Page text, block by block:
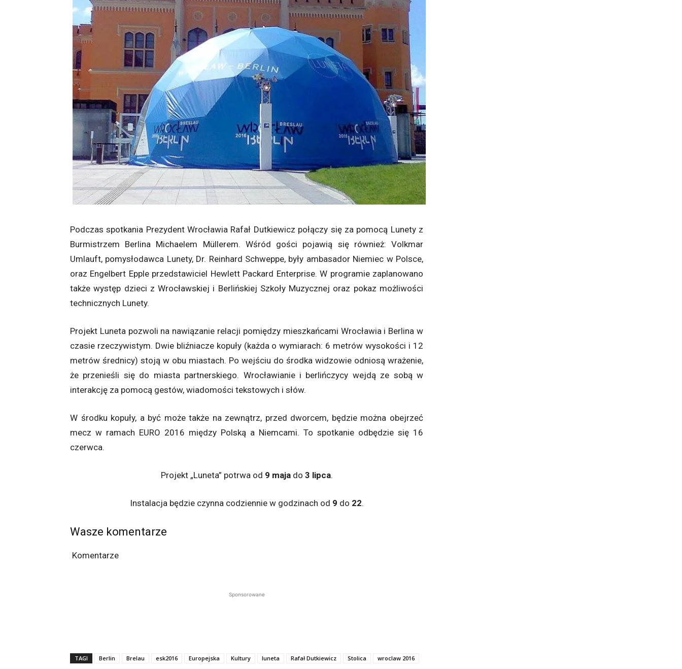
Podczas spotkania Prezydent Wrocławia Rafał Dutkiewicz połączy się za pomocą Lunety z
Burmistrzem Berlina Michaelem Müllerem. Wśród gości pojawią się również: Volkmar
Umlauft, pomysłodawca Lunety, Dr. Reinhard Schweppe, były ambasador Niemiec w Polsce,
oraz Engelbert Epple przedstawiciel Hewlett Packard Enterprise. W programie zaplanowano
także występ dzieci z Wrocławskiej i Berlińskiej Szkoły Muzycznej oraz pokaz możliwości
technicznych Lunety.
Projekt Luneta pozwoli na nawiązanie relacji pomiędzy mieszkańcami Wrocławia i Berlina w
czasie rzeczywistym. Dwie bliźniacze kopuły (każda o wymiarach: 6 metrów wysokości i 12
metrów średnicy) stoją w obu miastach. Po wejściu do środka widzowie odniosą wrażenie,
że przenieśli się do miasta partnerskiego. Wrocławianie i berlińczycy wejdą ze sobą w
interakcję za pomocą gestów, wiadomości tekstowych i słów.
W środku kopuły, a być może także na zewnątrz, przed dworcem, będzie można obejrzeć
mecz w ramach EURO 2016 między Polską a Niemcami. To spotkanie odbędzie się 16
czerwca.
Projekt „Luneta” potrwa od 9 majado 3 lipca.
Instalacja będzie czynna codziennie w godzinach od 9 do 22.
Wasze komentarze
Komentarze
Sponsorowane
TAGI Berlin Brelau esk2016 Europejska Kultury luneta Rafał Dutkiewicz Stolica wroclaw 2016